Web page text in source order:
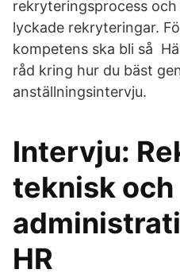
rekryteringsprocess
lyckade rekryteringar.
kompetens ska bli så
råd kring hur du bäst
anställningsintervju.
Intervju:
teknisk och
HR